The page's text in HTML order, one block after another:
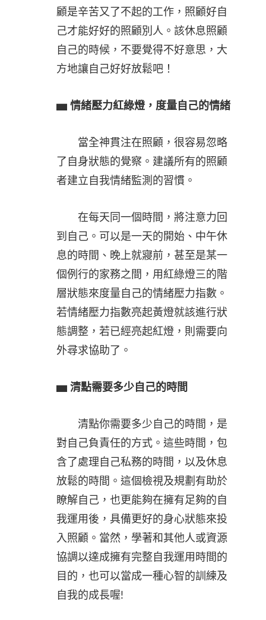
顧是辛苦又了不起的工作，照顧好自
己才能好好的照顧別人。該休息照顧
自己的時候，不要覺得不好意思，大
方地讓自己好好放鬆吧！
▅ 情緒壓力紅綠燈，度量自己的情緒
當全神貫注在照顧，很容易忽略
了自身狀態的覺察。建議所有的照顧
者建立自我情緒監測的習慣。
在每天同一個時間，將注意力回
到自己。可以是一天的開始、中午休
息的時間、晚上就寢前，甚至是某一
個例行的家務之間，用紅綠燈三的階
層狀態來度量自己的情緒壓力指數。
若情緒壓力指數亮起黃燈就該進行狀
態調整，若已經亮起紅燈，則需要向
外尋求協助了。
▅ 清點需要多少自己的時間
清點你需要多少自己的時間，是
對自己負責任的方式。這些時間，包
含了處理自己私務的時間，以及休息
放鬆的時間。這個檢視及規劃有助於
瞭解自己，也更能夠在擁有足夠的自
我運用後，具備更好的身心狀態來投
入照顧。當然，學著和其他人或資源
協調以達成擁有完整自我運用時間的
目的，也可以當成一種心智的訓練及
自我的成長喔!